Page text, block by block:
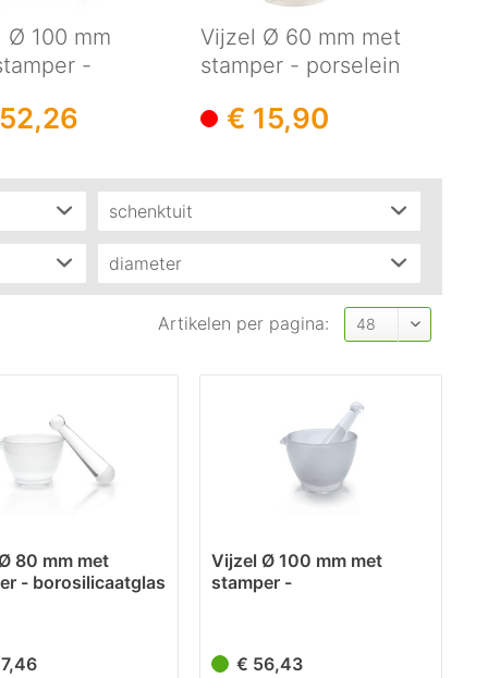
Ø 100 mm
-
Vijzel Ø 60 mm met
stamper - porselein
€ 15,90
schenktuit
Ja(6
neen(1)
diameter
60mm 1
100mm(2)
Artikelen per pagina:
80 mm met
- borosilicaatglas
Vijzel Ø 100 mm met
stamper -
€ 56,43